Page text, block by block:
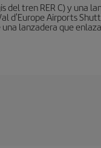
tren RER C) y una
d'Europe Airports
lanzadera que